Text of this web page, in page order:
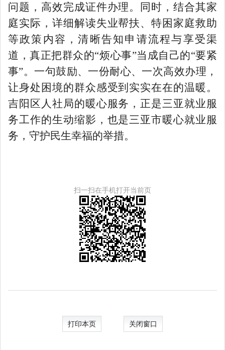
问题，高效完成证件办理。同时，结合其家
庭实际，详细解读失业帮扶、特困家庭救助
等政策内容，清晰告知申请流程与享受渠
道，真正把群众的“烦心事”当成自己的“要紧
事”。一句鼓励、一份耐心、一次高效办理，
让身处困境的群众感受到实实在在的温暖。
吉阳区人社局的暖心服务，正是三亚就业服
务工作的生动缩影 ，也是三亚市暖心就业服
务 ， 守护民生幸福的举措。
扫一扫在手机打开当前页
打印本页 关闭窗口